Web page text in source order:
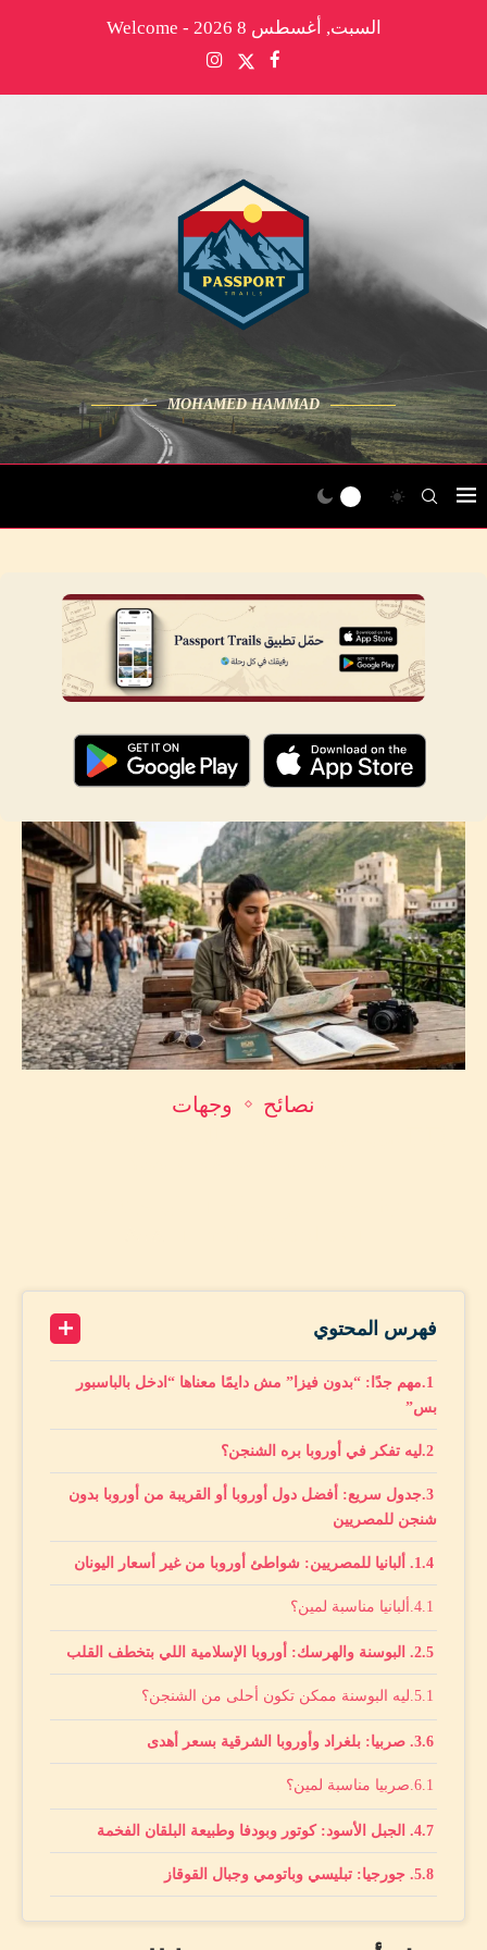
السبت, أغسطس 8 2026 - Welcome
MOHAMED HAMMAD
نصائح وجهات
فهرس المحتوي
مهم جدًا: “بدون فيزا” مش دايمًا معناها “ادخل بالباسبور
بس”
ليه تفكر في أوروبا بره الشنجن؟
جدول سريع: أفضل دول أوروبا أو القريبة من أوروبا بدون
شنجن للمصريين
1. ألبانيا للمصريين: شواطئ أوروبا من غير أسعار اليونان
ألبانيا مناسبة لمين؟
2. البوسنة والهرسك: أوروبا الإسلامية اللي بتخطف القلب
ليه البوسنة ممكن تكون أحلى من الشنجن؟
3. صربيا: بلغراد وأوروبا الشرقية بسعر أهدى
صربيا مناسبة لمين؟
4. الجبل الأسود: كوتور وبودفا وطبيعة البلقان الفخمة
5. جورجيا: تبليسي وباتومي وجبال القوقاز
6. أرمينيا: مفاجأة القوقاز للمصريين